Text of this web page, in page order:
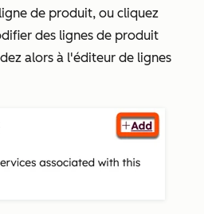
de produit, ou cliquez
des lignes de produit
alors à l'éditeur de lignes